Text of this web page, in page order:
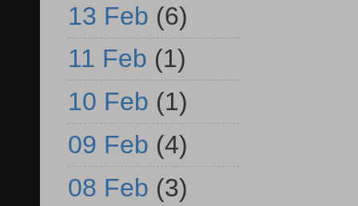
13 Feb (6)
11 Feb (1)
10 Feb (1)
09 Feb (4)
08 Feb (3)